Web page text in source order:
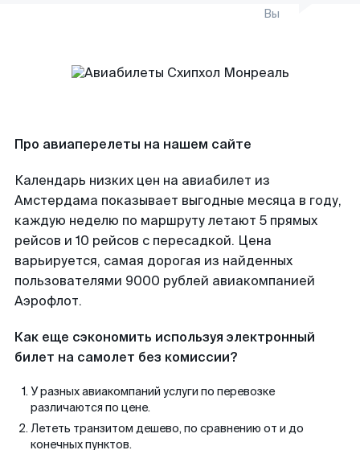
Вы
Про авиаперелеты на нашем сайте
Календарь низких цен на авиабилет из
Амстердама показывает выгодные месяца в году,
каждую неделю по маршруту летают 5 прямых
рейсов и 10 рейсов с пересадкой. Цена
варьируется, самая дорогая из найденных
пользователями 9000 рублей авиакомпанией
Аэрофлот.
Как еще сэкономить используя электронный
билет на самолет без комиссии?
У разных авиакомпаний услуги по перевозке
различаются по цене.
Лететь транзитом дешево, по сравнению от и до
конечных пунктов.